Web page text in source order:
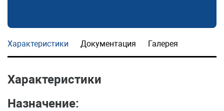
Характеристики Документация Галерея
Характеристики
Назначение: